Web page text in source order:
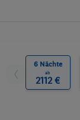
6 Nächte
ab
2112 €